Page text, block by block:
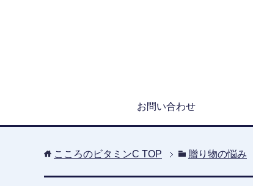
お問い合わせ
こころのビタミンC TOP 贈り物の悩み